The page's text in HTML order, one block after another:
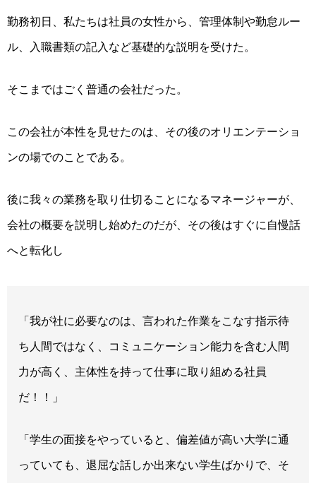
勤務初日、私たちは社員の女性から、管理体制や勤怠ルー
ル、入職書類の記入など基礎的な説明を受けた。
そこまではごく普通の会社だった。
この会社が本性を見せたのは、その後のオリエンテーショ
ンの場でのことである。
後に我々の業務を取り仕切ることになるマネージャーが、
会社の概要を説明し始めたのだが、その後はすぐに自慢話
へと転化し
「我が社に必要なのは、言われた作業をこなす指示待
ち人間ではなく、コミュニケーション能力を含む人間
力が高く、主体性を持って仕事に取り組める社員
だ！！」
「学生の面接をやっていると、偏差値が高い大学に通
っていても、退屈な話しか出来ない学生ばかりで、そ